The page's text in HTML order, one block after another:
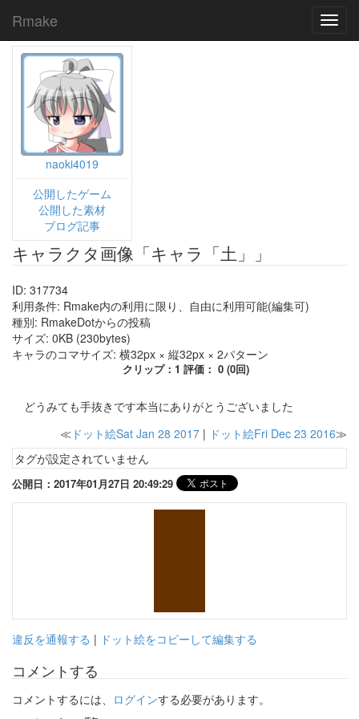
Rmake
naoki4019
公開したゲーム
公開した素材
ブログ記事
キャラクタ画像「キャラ「土」」
ID: 317734
利用条件: Rmake内の利用に限り、自由に利用可能(編集可)
種別: RmakeDotからの投稿
サイズ: 0KB (230bytes)
キャラのコマサイズ: 横32px × 縦32px × 2パターン
クリップ：1 評価： 0 (0回)
どうみても手抜きです本当にありがとうございました
≪ ドット絵Sat Jan 28 2017 | ドット絵Fri Dec 23 2016≫
タグが設定されていません
公開日：2017年01月27日 20:49:29
違反を通報する | ドット絵をコピーして編集する
コメントする
コメントするには、 ログインする必要があります。